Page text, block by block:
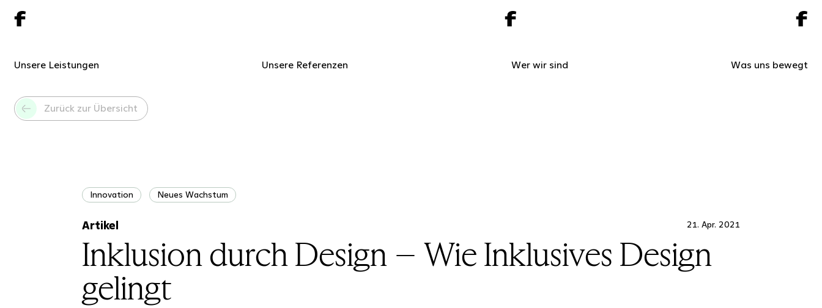
Unsere Leistungen Unsere Referenzen Wer wir sind Was uns bewegt
Zurück zur Übersicht
Innovation Neues Wachstum
Artikel 21. Apr. 2021
Inklusion durch Design – Wie Inklusives Design
gelingt